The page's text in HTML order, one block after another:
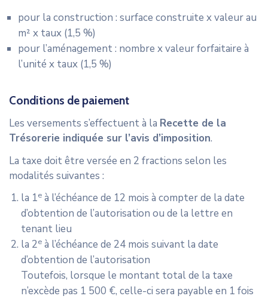
pour la construction : surface construite x valeur au
m² x taux (1,5 %)
pour l’aménagement : nombre x valeur forfaitaire à
l’unité x taux (1,5 %)
Conditions de paiement
Les versements s’effectuent à la Recette de la
Trésorerie indiquée sur l’avis d’imposition.
La taxe doit être versée en 2 fractions selon les
modalités suivantes :
la 1e à l’échéance de 12 mois à compter de la date
d’obtention de l’autorisation ou de la lettre en
tenant lieu
la 2e à l’échéance de 24 mois suivant la date
d’obtention de l’autorisation
Toutefois, lorsque le montant total de la taxe
n’excède pas 1 500 €, celle-ci sera payable en 1 fois